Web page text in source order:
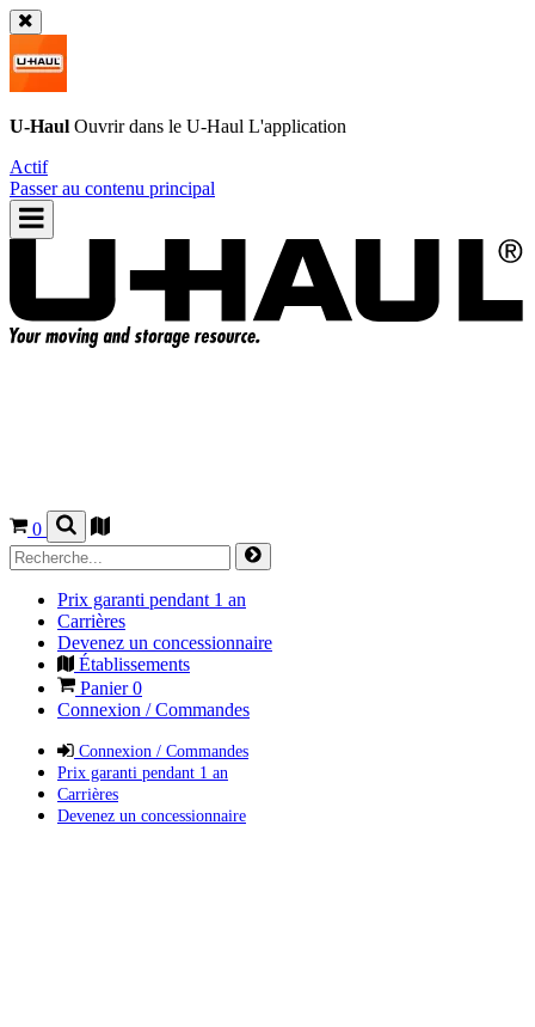
U-Haul Ouvrir dans le U-Haul L'application
Actif
Passer au contenu principal
0
Prix garanti pendant 1 an
Carrières
Devenez un concessionnaire
Établissements
Panier0
Connexion / Commandes
Connexion / Commandes
Prix garanti pendant 1 an
Carrières
Devenez un concessionnaire